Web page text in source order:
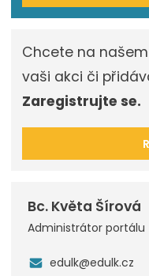
Chcete na
vaši akci či
Zaregistrujte se.
Bc. Květa Šírová
Administrátor portálu
edulk@edulk.cz